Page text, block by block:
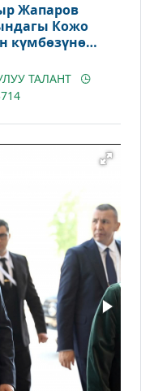
Жапаров
Кожо
күмбөзүнө
ТАЛАНТ